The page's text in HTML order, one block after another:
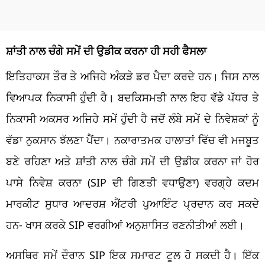
ਸ਼ਾਂਤੀ ਨਾਲ ਚੰਗੇ ਸਮੇਂ ਦੀ ਉਡੀਕ ਕਰਨਾ ਹੀ ਸਹੀ ਫੈਸਲਾ
ਇਤਿਹਾਕਸ ਤੌਰ ਤੇ ਅਜਿਹੇ ਅੰਕੜੇ ਡਰ ਪੈਦਾ ਕਰਦੇ ਹਨ। ਜਿਸ ਨਾਲ
ਵਿਆਪਕ ਨਿਕਾਸੀ ਹੁੰਦੀ ਹੈ। ਬਦਕਿਸਮਤੀ ਨਾਲ ਇਹ ਵੱਡੇ ਪੱਧਰ ਤੇ
ਨਿਕਾਸੀ ਅਕਸਰ ਅਜਿਹੇ ਸਮੇਂ ਹੁੰਦੀ ਹੈ ਜਦੋਂ ਲੰਬੇ ਸਮੇਂ ਦੇ ਨਿਵੇਸ਼ਕਾਂ ਨੂੰ
ਵੱਡਾ ਨੁਕਸਾਨ ਝੱਲਣਾ ਪੈਂਦਾ। ਨਕਾਰਾਤਮਕ ਹਾਲਾਤਾਂ ਵਿੱਚ ਵੀ ਮਜਬੂਤ
ਬਣੇ ਰਹਿਣਾ ਅਤੇ ਸ਼ਾਂਤੀ ਨਾਲ ਚੰਗੇ ਸਮੇਂ ਦੀ ਉਡੀਕ ਕਰਨਾ ਜਾਂ ਹੋਰ
ਪਾਸੇ ਨਿਵੇਸ਼ ਕਰਨਾ (SIP ਦੀ ਗਿਣਤੀ ਵਧਾਉਣਾ) ਵਰਗ੍ਹੇ ਕਦਮ
ਮਾਰਕੀਟ ਸੁਧਾਰ ਆਦਰਸ਼ ਐਂਟਰੀ ਪੁਆਇੰਟ ਪ੍ਰਦਾਨ ਕਰ ਸਕਦੇ
ਹਨ- ਖਾਸ ਕਰਕੇ SIP ਵਰਗੀਆਂ ਅਨੁਸ਼ਾਸਿਤ ਰਣਨੀਤੀਆਂ ਲਈ।
ਅਸਥਿਰ ਸਮੇਂ ਦੌਰਾਨ SIP ਇਕ ਸਮਾਰਟ ਟੂਲ ਹੋ ਸਕਦੀ ਹੈ। ਇੱਕ